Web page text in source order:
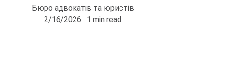
Бюро адвокатів та юристів
2/16/2026
1 min read